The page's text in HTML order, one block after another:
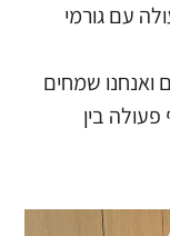
עם גורמי
ואנחנו שמחים
פעולה בין